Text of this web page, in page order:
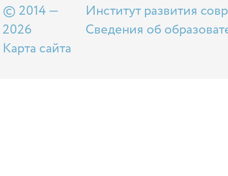
© 2014 —
2026
Карта сайта
Институт развития
Сведения об